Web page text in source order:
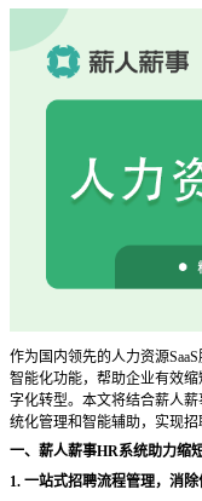
作为国内领先的人力资源
智能化功能，帮助企业有效
字化转型。本文将结合薪人
统化管理和智能辅助，实现招
一、薪人薪事HR系统助力缩
1. 一站式招聘流程管理，消